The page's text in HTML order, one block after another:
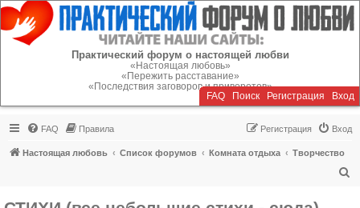
Регистрация
Практический форум о настоящей любви
«Настоящая любовь»
«Пережить расставание»
«Последствия заговоров и приворотов»
FAQ Поиск Регистрация Вход
FAQ Правила Вход
Регистрация
Настоящая любовь Список форумов Комната отдыха
Творчество